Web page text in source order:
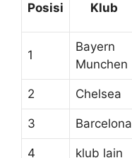
Posisi Klub
1
Bayern
Munchen
2 Chelsea
3 Barcelona
4 klub lain